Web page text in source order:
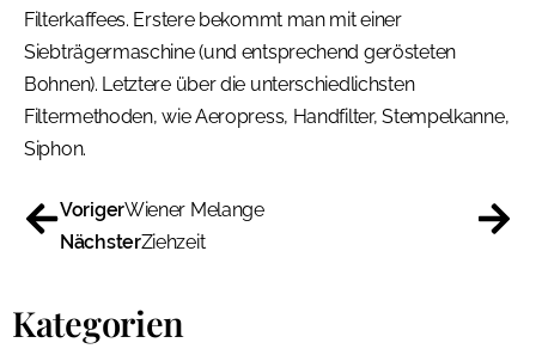
Filterkaffees. Erstere bekommt man mit einer
Siebträgermaschine (und entsprechend gerösteten
Bohnen). Letztere über die unterschiedlichsten
Filtermethoden, wie Aeropress, Handfilter, Stempelkanne,
Siphon.
VorigerWiener Melange
NächsterZiehzeit
Kategorien